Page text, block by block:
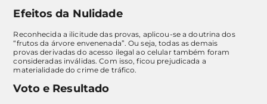
Efeitos da Nulidade
Reconhecida a ilicitude das provas, aplicou-se a doutrina dos
“frutos da árvore envenenada”. Ou seja, todas as demais
provas derivadas do acesso ilegal ao celular também foram
consideradas inválidas. Com isso, ficou prejudicada a
materialidade do crime de tráfico.
Voto e Resultado